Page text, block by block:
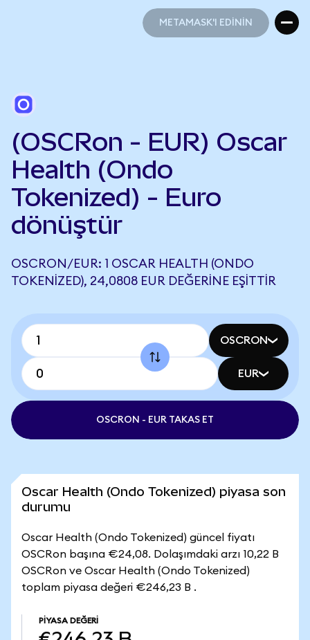
METAMASK'I EDİNİN
(OSCRon - EUR) Oscar
Health (Ondo
Tokenized) - Euro
dönüştür
OSCRON/EUR: 1 OSCAR HEALTH (ONDO
TOKENIZED), 24,0808 EUR DEĞERINE EŞITTIR
OSCRON
EUR
OSCRON - EUR TAKAS ET
Oscar Health (Ondo Tokenized) piyasa son
durumu
Oscar Health (Ondo Tokenized) güncel fiyatı
OSCRon başına €24,08. Dolaşımdaki arzı 10,22 B
OSCRon ve Oscar Health (Ondo Tokenized)
toplam piyasa değeri €246,23 B .
PIYASA DEĞERI